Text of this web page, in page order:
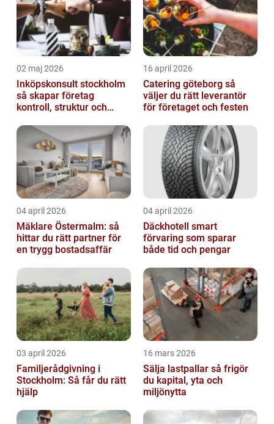
02 maj 2026
Inköpskonsult stockholm
så skapar företag
kontroll, struktur och
16 april 2026
Catering göteborg så
väljer du rätt leverantör
för företaget och festen
04 april 2026
Mäklare Östermalm: så
hittar du rätt partner för
en trygg bostadsaffär
04 april 2026
Däckhotell smart
förvaring som sparar
både tid och pengar
03 april 2026
Familjerådgivning i
Stockholm: Så får du rätt
hjälp
16 mars 2026
Sälja lastpallar så frigör
du kapital, yta och
miljönytta